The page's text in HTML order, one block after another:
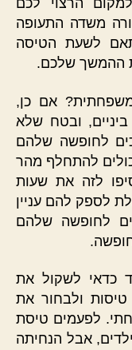
הרצוי לכם
משדה התעופה
לשעת הטיסה
ההמשך שלכם.
אם כן,
ובטח שלא
לחופשה שלהם
להתחלף מהר
לזה את שעות
לספק להם עניין
לחופשה שלהם
כדאי לשקול את
ולבחור את
לפעמים טיסת
אבל הנחיתה